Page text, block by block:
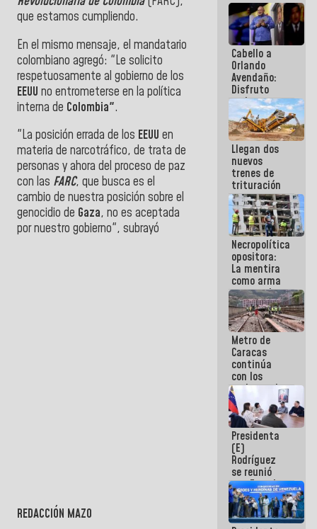
que estamos cumpliendo.
En el mismo mensaje, el mandatario
colombiano agregó: "Le solicito
respetuosamente al gobierno de los
EEUU no entrometerse en la política
interna de Colombia".
"La posición errada de los EEUU en
materia de narcotráfico, de trata de
personas y ahora del proceso de paz
con las FARC, que busca es el
cambio de nuestra posición sobre el
genocidio de Gaza, no es aceptada
por nuestro gobierno", subrayó
REDACCIÓN MAZO
Cabello a
Orlando
Avendaño:
Disfruto
cada vez
que escribes
porque lo
que haces
es
embarrarla
Llegan dos
nuevos
trenes de
trituración
para
optimizar
manejo de
escombros
en La Guaira
Necropolítica
opositora:
La mentira
como arma
contra el
Pueblo
Metro de
Caracas
continúa
con los
trabajos de
mantenimiento
e inspección
en la Línea 2
Presidenta
(E)
Rodríguez
se reunió
con Estado
Mayor
Eléctrico
para